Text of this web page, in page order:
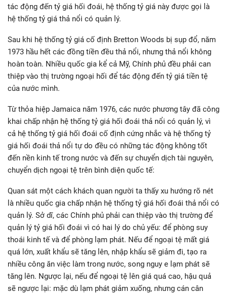
tác động đến tỷ giá hối đoái, hệ thống tỷ giá này được gọi là
hệ thống tỷ giá thả nổi có quản lý.
Sau khi hệ thống tỷ giá cố định Bretton Woods bị sụp đổ, năm
1973 hầu hết các đồng tiền đều thả nổi, nhưng thả nổi không
hoàn toàn. Nhiều quốc gia kể cả Mỹ, Chính phủ đều phải can
thiệp vào thị trường ngoại hối để tác động đến tỷ giá tiền tệ
của nước mình.
Từ thỏa hiệp Jamaica năm 1976, các nước phương tây đã công
khai chấp nhận hệ thống tỷ giá hối đoái thả nổi có quản lý, vì
cả hệ thống tỷ giá hối đoái cố định cứng nhắc và hệ thống tỷ
giá hối đoái thả nổi tự do đều có những tác động không tốt
đến nền kinh tế trong nước và đến sự chuyển dịch tài nguyên,
chuyển dịch ngoại tệ trên bình diện quốc tế:
Quan sát một cách khách quan người ta thấy xu hướng rõ nét
là nhiều quốc gia chấp nhận hệ thống tỷ giá hối đoái thả nổi có
quản lý. Sở dĩ, các Chính phủ phải can thiệp vào thị trường để
quản lý tỷ giá hối đoái vì có hai lý do chủ yếu: để phòng suy
thoái kinh tế và để phòng lạm phát. Nếu để ngoại tệ mất giá
quá lớn, xuất khẩu sẽ tăng lên, nhập khẩu sẽ giảm đi, tạo ra
nhiều công ăn việc làm trong nước, song nguy e lạm phát sẽ
tăng lên. Ngược lại, nếu để ngoại tệ lên giá quá cao, hậu quả
sẽ ngược lại: mặc dù lạm phát giảm xuống, nhưng cán cân